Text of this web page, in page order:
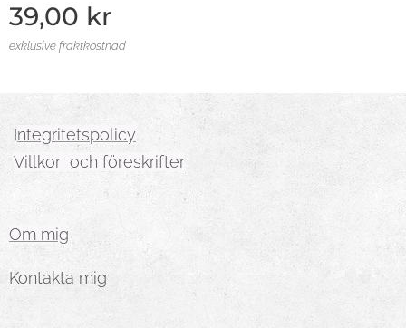
39,00 kr
exklusive fraktkostnad
Integritetspolicy
Villkor och föreskrifter
Om mig
Kontakta mig